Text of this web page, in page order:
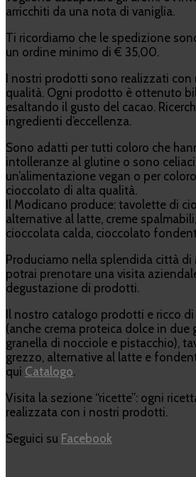
arricchiti da una nota di vaniglia.
Ti ricordiamo che le spedizione
un ordine minimo di € 35,00.
I nostri prodotti sono realizzati
qualità. Ogni prodotto è ottenuto
esaltando il gusto del cacao.
ingredienti d’eccellenza.
Sono adatti per tutti coloro che
intolleranze al glutine o sono
un’alimentazione vegan o per
cioccolato di alta qualità.
Il Modicano produce: tavolette di
alternative al latte, creme
cioccolata calda, cioccolato
Produciamo nella splendida città di
potrai prenotare una visita
degustazione di prodotti.
Il nostro catalogo prodotti e ricco
(anche crema proteica dolce in due
granella di nocciole e pistacchio),
grezzo, alternative al latte e
qui Catalogo.
Visita la sezione “ricette”: ogni
realizzata con i nostri prodotti.
Seguici su Facebook